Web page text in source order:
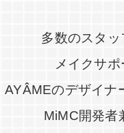
多数のスタ
メイクサポ
AYÂMEのデザイナ
MiMC開発者